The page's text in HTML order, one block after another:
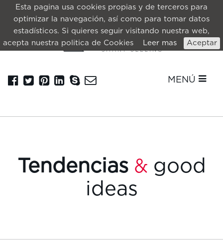
Esta pagina usa cookies propias y de terceros para
optimizar la navegación, así como para tomar datos
estadísticos. Si quieres seguir visitando nuestra web,
acepta nuestra politica de Cookies
Leer mas Aceptar
MENÚ
Tendencias &good
ideas